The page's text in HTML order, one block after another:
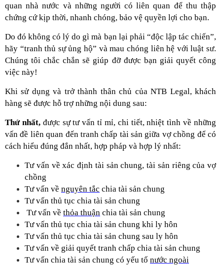
quan nhà nước và những người có liên quan để thu thập
chứng cứ kịp thời, nhanh chóng, bảo vệ quyền lợi cho bạn.
Do đó không có lý do gì mà bạn lại phải “độc lập tác chiến”,
hãy “tranh thủ sự ủng hộ” và mau chóng liên hệ với luật sư.
Chúng tôi chắc chắn sẽ giúp đỡ được bạn giải quyết công
việc này!
Khi sử dụng và trở thành thân chủ của NTB Legal, khách
hàng sẽ được hỗ trợ những nội dung sau:
Thứ nhất,được sự tư vấn tỉ mỉ, chi tiết, nhiệt tình về những
vấn đề liên quan đến tranh chấp tài sản giữa vợ chồng để có
cách hiểu đúng đắn nhất, hợp pháp và hợp lý nhất:
Tư vấn về xác định tài sản chung, tài sản riêng của vợ
chồng
Tư vấn về nguyên tắc chia tài sản chung
Tư vấn thủ tục chia tài sản chung
Tư vấn về thỏa thuận chia tài sản chung
Tư vấn thủ tục chia tài sản chung khi ly hôn
Tư vấn thủ tục chia tài sản chung sau ly hôn
Tư vấn về giải quyết tranh chấp chia tài sản chung
Tư vấn chia tài sản chung có yếu tố nước ngoài